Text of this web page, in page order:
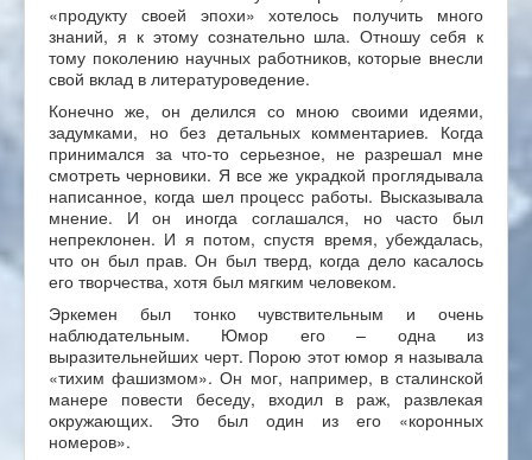
«продукту своей эпохи» хотелось получить много
знаний, я к этому сознательно шла. Отношу себя к
тому поколению научных работников, которые внесли
свой вклад в литературоведение.
Конечно же, он делился со мною своими идеями,
задумками, но без детальных комментариев. Когда
принимался за что-то серьезное, не разрешал мне
смотреть черновики. Я все же украдкой проглядывала
написанное, когда шел процесс работы. Высказывала
мнение. И он иногда соглашался, но часто был
непреклонен. И я потом, спустя время, убеждалась,
что он был прав. Он был тверд, когда дело касалось
его творчества, хотя был мягким человеком.
Эркемен был тонко чувствительным и очень
наблюдательным. Юмор его – одна из
выразительнейших черт. Порою этот юмор я называла
«тихим фашизмом». Он мог, например, в сталинской
манере повести беседу, входил в раж, развлекая
окружающих. Это был один из его «коронных
номеров».